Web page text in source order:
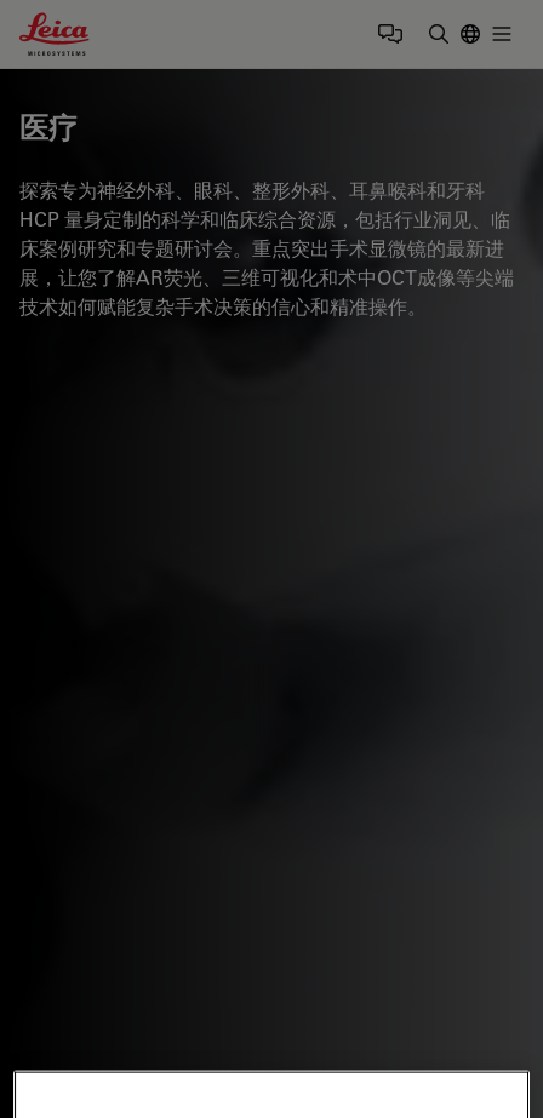
Leica Microsystems Logo
医疗
探索专为神经外科、眼科、整形外科、耳鼻喉科和牙科
HCP 量身定制的科学和临床综合资源，包括行业洞见、临
床案例研究和专题研讨会。重点突出手术显微镜的最新进
展，让您了解AR荧光、三维可视化和术中OCT成像等尖端
技术如何赋能复杂手术决策的信心和精准操作。